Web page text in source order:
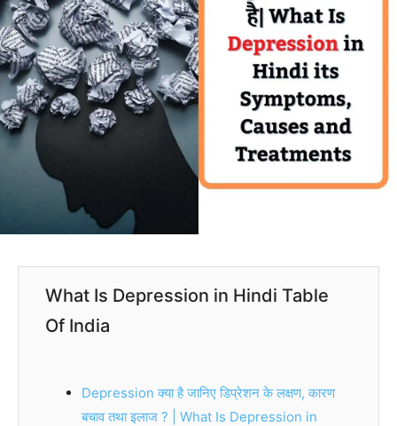
What Is Depression in Hindi Table
Of India
Depression क्या है जानिए डिप्रेशन के लक्षण, कारण
बचाव तथा इलाज ? | What Is Depression in